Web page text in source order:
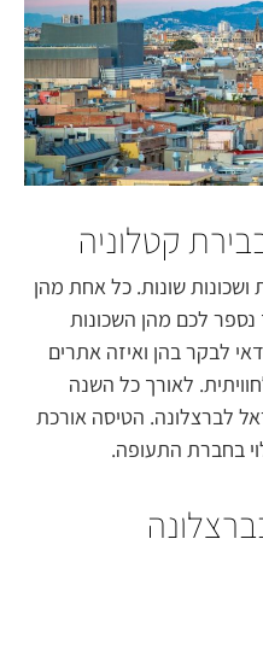
קטלוניה
שונות. כל אחת מהן
נספר לכם מהן השכונות
לבקר בהן ואיזה אתרים
לאורך כל השנה
לברצלונה. הטיסה אורכת